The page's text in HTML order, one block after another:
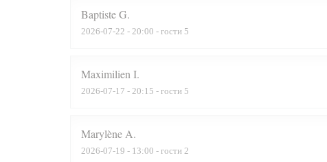
BaptisteG
2026-07-22 - 20:00 - гости 5
Maximilien I
2026-07-17 - 20:15 - гости 5
Marylène A
2026-07-19 - 13:00 - гости 2